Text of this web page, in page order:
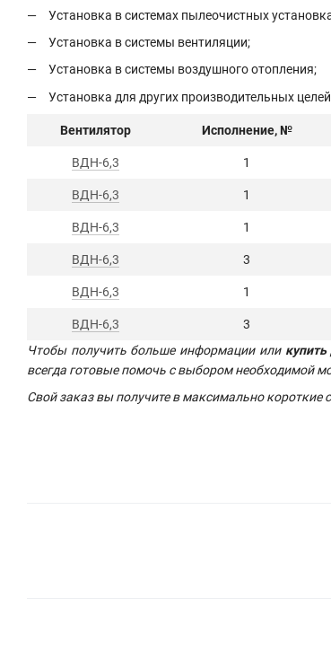
Установка в системах пылеочистных
Установка в системы вентиляции;
Установка в системы воздушного отопления;
Установка для других производительных
Вентилятор Исполнение, №
ВДН-6,3 1
ВДН-6,3 1
ВДН-6,3 1
ВДН-6,3 3
ВДН-6,3 1
ВДН-6,3 3
Чтобы получить больше информации или
всегда готовые помочь с выбором необходимой
Свой заказ вы получите в максимально короткие